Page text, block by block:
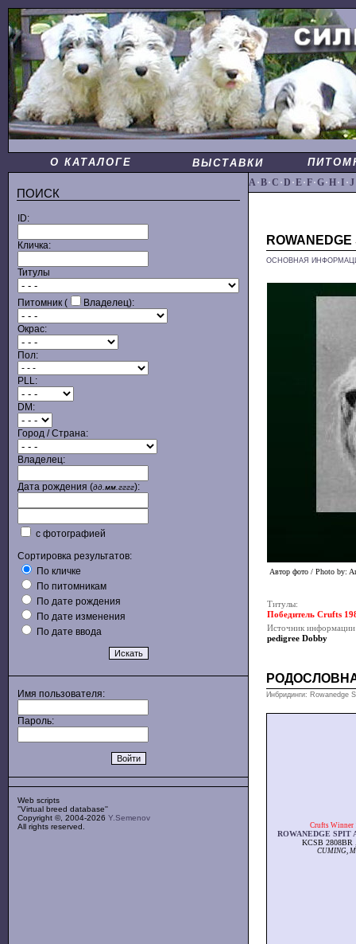
О КАТАЛОГЕ ВЫСТАВКИ
ПОИСК
ID:
Кличка:
Титулы
Питомник ( Владелец):
Окрас:
Пол:
PLL:
DM:
Город / Страна:
Владелец:
Дата рождения (дд.мм.гггг):
с фотографией
Сортировка результатов:
По кличке
По питомникам
По дате рождения
По дате изменения
По дате ввода
Имя пользователя:
Пароль:
Web scripts
''Virtual breed database''
Copyright ©, 2004-2026 Y.Semenov
All rights reserved.
A·B·C ·D ·E·F·G·H·I ·J
ОСНОВНАЯ
Автор фото / Photo by:
Титулы:
Победитель Crufts
Источник
pedigree Dobby
Инбридинги: Rowanedge
Crufts Winner
ROWANEDGE SPIT
KCSB 2808BR
CUMING,